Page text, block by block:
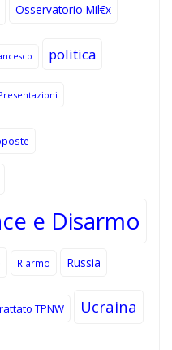
Osservatorio Mil€x
politica
e Disarmo
Riarmo Russia
TPNW Ucraina